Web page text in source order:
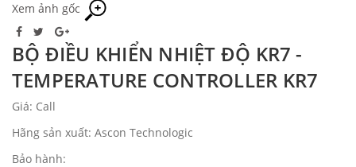
Xem ảnh gốc
BỘ ĐIỀU KHIỂN NHIỆT ĐỘ KR7 -
TEMPERATURE CONTROLLER KR7
Giá: Call
Hãng sản xuất: Ascon Technologic
Bảo hành: